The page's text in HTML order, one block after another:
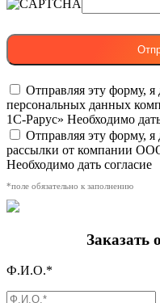
Отправляя эту форму, я
персональных данных
1С-Рарус» Необходимо
Отправляя эту форму, я
рассылки от компании
Необходимо дать согласие
*поле обязательно к заполнению
Заказать
Ф.И.О.*